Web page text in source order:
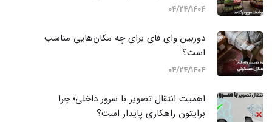
04/24/1404
دوربین وای‌ فای برای چه مکان‌هایی مناسب
است؟
04/24/1404
اهمیت انتقال تصویر با سرور داخلی؛ چرا
برایتون راهکاری پایدار است؟